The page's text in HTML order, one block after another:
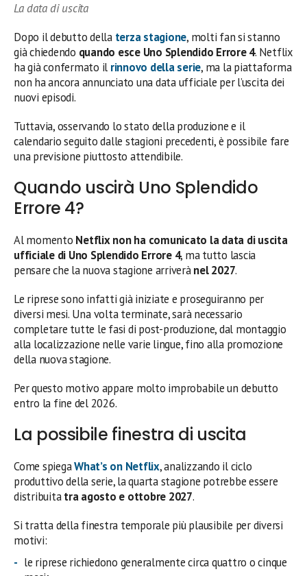
La data di uscita
Dopo il debutto della terza stagione, molti fan si stanno
già chiedendo quando esce Uno Splendido Errore 4. Netflix
ha già confermato il rinnovo della serie, ma la piattaforma
non ha ancora annunciato una data ufficiale per l’uscita dei
nuovi episodi.
Tuttavia, osservando lo stato della produzione e il
calendario seguito dalle stagioni precedenti, è possibile fare
una previsione piuttosto attendibile.
Quando uscirà Uno Splendido
Errore 4?
Al momento Netflix non ha comunicato la data di uscita
ufficiale di Uno Splendido Errore 4, ma tutto lascia
pensare che la nuova stagione arriverànel 2027.
Le riprese sono infatti già iniziate e proseguiranno per
diversi mesi. Una volta terminate, sarà necessario
completare tutte le fasi di post-produzione, dal montaggio
alla localizzazione nelle varie lingue, fino alla promozione
della nuova stagione.
Per questo motivo appare molto improbabile un debutto
entro la fine del 2026.
La possibile finestra di uscita
Come spiegaWhat’s on Netflix, analizzando il ciclo
produttivo della serie, la quarta stagione potrebbe essere
distribuitatra agosto e ottobre 2027.
Si tratta della finestra temporale più plausibile per diversi
motivi:
le riprese richiedono generalmente circa quattro o cinque